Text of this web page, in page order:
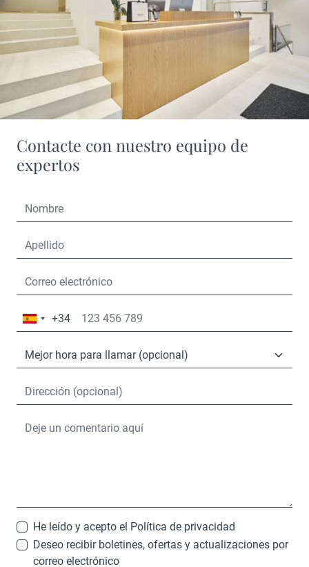
Contacte con nuestro equipo de
expertos
España
+34
He leído y acepto el Política de privacidad
Deseo recibir boletines, ofertas y actualizaciones por
correo electrónico